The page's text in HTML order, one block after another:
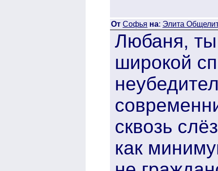
От Софья на: Элита
Любаня, ты
широкой
сквозь
как